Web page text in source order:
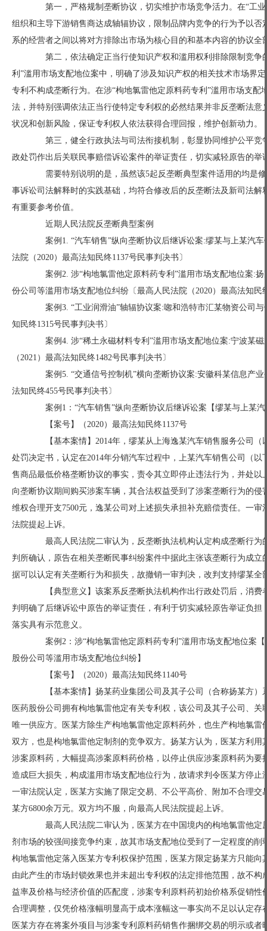
第一，严格规制垄断协议，切实维护市场竞争活力。在“工业
组织和主导下游销售商达成轴辐协议，限制品牌内竞争的行为予以
系的经营者之间以将对方排除出市场为核心目的和基本内容的协议
第二，依法确定正当行使知识产权和滥用权利排除限制竞争
利”滥用市场支配地位案中，明确了涉及知识产权的相关技术市场界
专利不构成垄断行为。在涉“枸地氯雷他定原料药专利”滥用市场支
法，并特别强调依法正当行使特定专利权的必然结果并非反垄断法
状况和创新风险，保证专利权人依法获得合理回报，维护创新动力。
第三，健全行政执法与司法衔接机制，彰显协同维护公平竞
政处罚作出后关联民事赔偿诉讼案件的举证责任，切实减轻原告的举
需要特别说明的是，虽然该5起反垄断典型案件适用的均是
事诉讼司法解释时的实践基础，均符合修改后的反垄断法及新司法
有重要参考价值。
近期人民法院反垄断典型案例
案例1. “汽车销售”纵向垄断协议后继诉讼案:缪某与上某汽车
法院（2020）最高法知民终1137号民事判决书〕
案例2. 涉“枸地氯雷他定原料药专利”滥用市场支配地位案:扬
份公司等滥用市场支配地位纠纷〔最高人民法院（2020）最高法知民
案例3. “工业润滑油”轴辐协议案:唿和浩特市汇某物资公司与
知民终1315号民事判决书〕
案例4. 涉“稀土永磁材料专利”滥用市场支配地位案:宁波某磁
（2021）最高法知民终1482号民事判决书〕
案例5. “交通信号控制机”横向垄断协议案:安徽科某信息产业
法知民终455号民事判决书〕
案例1：“汽车销售”纵向垄断协议后继诉讼案【缪某与上某
【案号】（2020）最高法知民终1137号
【基本案情】2014年，缪某从上海逸某汽车销售服务公司（
处罚决定书，认定在2014年分销汽车过程中，上某汽车销售公司（
售商品最低价格垄断协议的事实，责令其立即停止违法行为，并处
向垄断协议期间购买涉案车辆，其合法权益受到了涉案垄断行为的
维权合理开支7500元，逸某公司对上述损失承担补充赔偿责任。一
法院提起上诉。
最高人民法院二审认为，反垄断执法机构认定构成垄断行为
判所确认，原告在相关垄断民事纠纷案件中据此主张该垄断行为成
据可以认定有关垄断行为和损失，故撤销一审判决，改判支持缪某全
【典型意义】该案系反垄断执法机构作出行政处罚后，消费
判明确了后继诉讼中原告的举证责任，有利于切实减轻原告举证负
落实具有示范意义。
案例2：涉“枸地氯雷他定原料药专利”滥用市场支配地位案【
股份公司等滥用市场支配地位纠纷】
【案号】（2020）最高法知民终1140号
【基本案情】扬某药业集团公司及其子公司（合称扬某方）
医药股份公司拥有枸地氯雷他定有关专利权，该公司及其子公司、
唯一供应方。医某方除生产枸地氯雷他定原料药外，也生产枸地氯
双方，也是枸地氯雷他定制剂的竞争双方。扬某方认为，医某方利
涉案原料药，大幅提高涉案原料药价格，以停止供应涉案原料药为
造成巨大损失，构成滥用市场支配地位行为，故请求判令医某方停
一审法院认定，医某方实施了限定交易、不公平高价、附加不合理
某方6800余万元。双方均不服，向最高人民法院提起上诉。
最高人民法院二审认为，医某方在中国境内的枸地氯雷他定
剂市场的较强间接竞争约束，故其市场支配地位受到了一定程度的
枸地氯雷他定落入医某方专利权保护范围，医某方限定扬某方只能
由此产生的市场封锁效果也并未超出专利权的法定排他范围，故不
益率及价格与经济价值的匹配度，涉案专利原料药初始价格系促销
合理调整，仅凭价格涨幅明显高于成本涨幅这一事实尚不足以认定
医某方存在将案外项目与涉案专利原料药销售作捆绑交易的明示或